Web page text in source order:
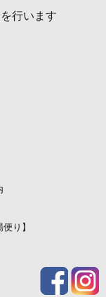
行います
り】